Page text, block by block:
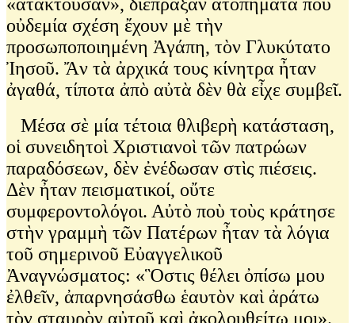
οὐδεμία σχέση ἔχουν μὲ τὴν
προσωποποιημένη Ἀγάπη, τὸν Γλυκύτατο
Ἰησοῦ. Ἄν τὰ ἀρχικά τους κίνητρα ἦταν
ἀγαθά, τίποτα ἀπὸ αὐτὰ δὲν θὰ εἶχε συμβεῖ.
Μέσα σὲ μία τέτοια θλιβερὴ κατάσταση,
οἱ συνειδητοὶ Χριστιανοὶ τῶν πατρώων
παραδόσεων, δὲν ἐνέδωσαν στὶς πιέσεις.
Δὲν ἦταν πεισματικοί, οὔτε
συμφεροντολόγοι. Αὐτὸ ποὺ τοὺς κράτησε
στὴν γραμμὴ τῶν Πατέρων ἦταν τὰ λόγια
τοῦ σημερινοῦ Εὐαγγελικοῦ
Ἀναγνώσματος: «Ὃστις θέλει ὀπίσω μου
ἐλθεῖν, ἀπαρνησάσθω ἑαυτὸν καὶ ἀράτω
τὸν σταυρὸν αὐτοῦ καὶ ἀκολουθείτω μοι».